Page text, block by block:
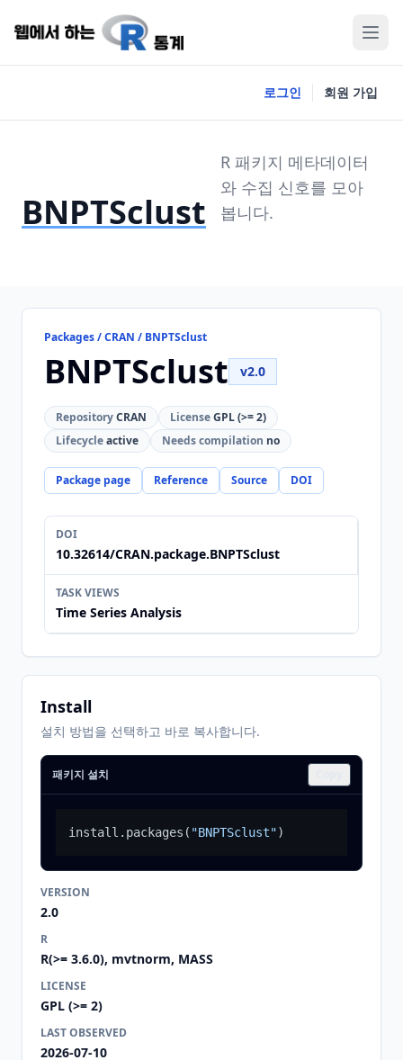
로그인 회원 가입
BNPTSclust
R 패키지 메타데이터
와 수집 신호를 모아
봅니다.
Packages / CRAN / BNPTSclust
BNPTSclust v2.0
RepositoryCRAN LicenseGPL (>= 2)
Lifecycleactive Needs compilation no
Package page Reference Source DOI
DOI
10.32614/CRAN.package.BNPTSclust
TASK VIEWS
Time Series Analysis
Install
설치 방법을 선택하고 바로 복사합니다.
패키지 설치
install.packages ( "BNPTSclust")
VERSION
2.0
R
R(>= 3.6.0), mvtnorm, MASS
LICENSE
GPL (>= 2)
LAST OBSERVED
2026-07-10